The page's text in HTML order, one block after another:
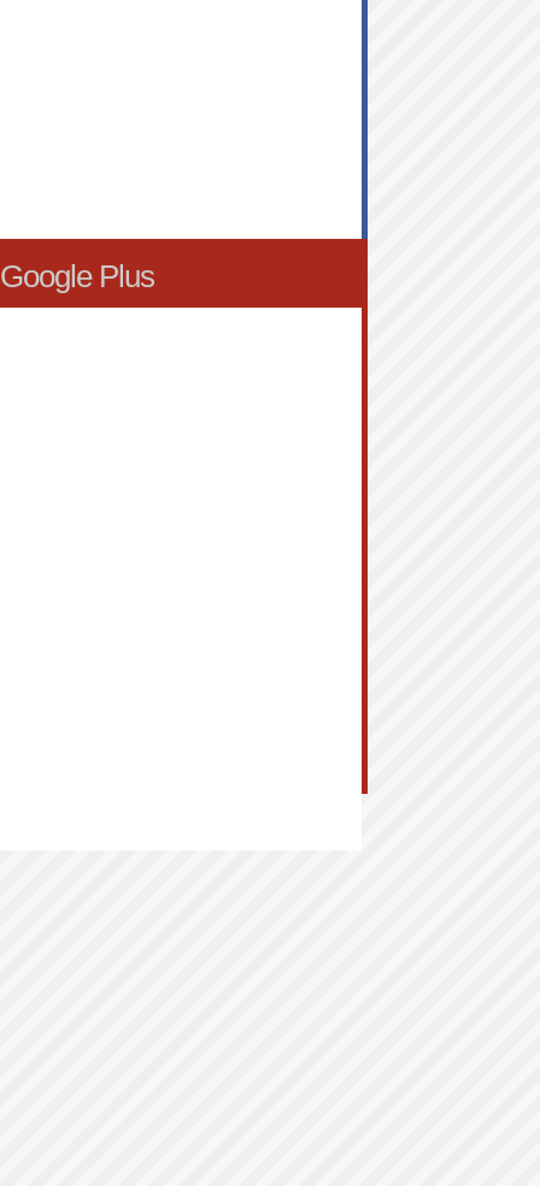
Google Plus